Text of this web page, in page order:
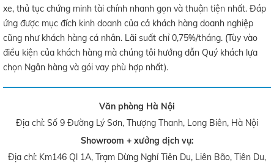
xe, thủ tục chứng minh tài chính nhanh gọn và thuận tiện nhất. Đáp
ứng được mục đích kinh doanh của cả khách hàng doanh nghiệp
cũng như khách hàng cá nhân. Lãi suất chỉ 0,75%/tháng. (Tùy vào
điều kiện của khách hàng mà chúng tôi hướng dẫn Quý khách lựa
chọn Ngân hàng và gói vay phù hợp nhất).
Văn phòng Hà Nội
Địa chỉ: Số 9 Đường Lý Sơn, Thượng Thanh, Long Biên, Hà Nội
Showroom + xưởng dịch vụ:
Địa chỉ: Km146 Ql 1A, Trạm Dừng Nghỉ Tiên Du, Liên Bão, Tiên Du,